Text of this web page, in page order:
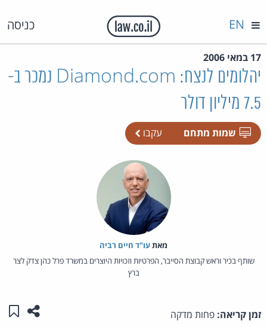
כניסה EN
17 במאי 2006
יהלומים לנצח: Diamond.com נמכר ב-
7.5 מיליון דולר
שמות מתחם עקבו
מאת‏עו"ד חיים רביה
שותף בכיר וראש קבוצת הסייבר, הפרטיות וזכויות היוצרים במשרד פרל כהן צדק לצר
ברץ
זמן קריאה: פחות מדקה שתפו